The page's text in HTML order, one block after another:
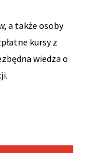
a także osoby
kursy z
wiedza o